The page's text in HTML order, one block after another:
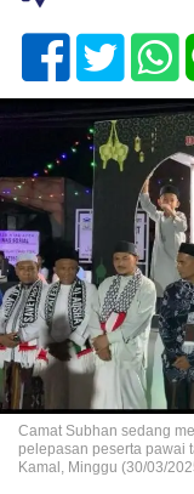
Camat Subhan sedang
pelepasan peserta pawai
Kamal, Minggu (30/03/